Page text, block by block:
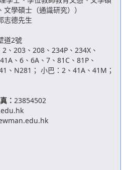
學碩士（通識研究））
志德先生
道2號
、203、208、234P、234X、
、6、6A、7、81C、81P、
、N281； 小巴：2、41A、41M；
： 23854502